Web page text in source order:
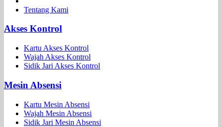
Tentang Kami
Akses Kontrol
Kartu Akses Kontrol
Wajah Akses Kontrol
Sidik Jari Akses Kontrol
Mesin Absensi
Kartu Mesin Absensi
Wajah Mesin Absensi
Sidik Jari Mesin Absensi